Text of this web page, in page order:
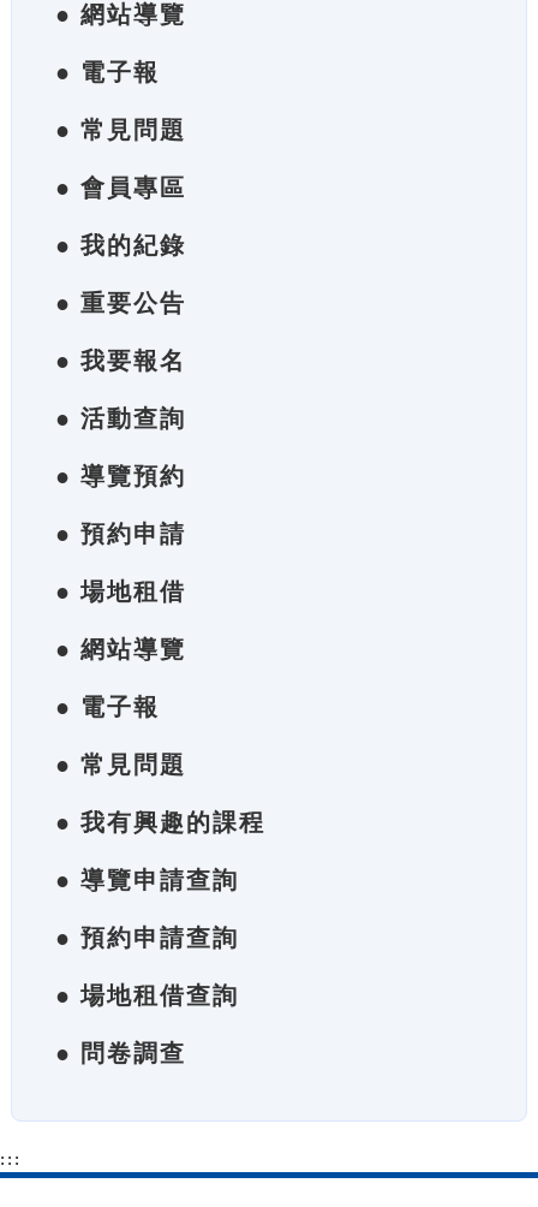
● 網站導覽
● 電子報
● 常見問題
● 會員專區
● 我的紀錄
● 重要公告
● 我要報名
● 活動查詢
● 導覽預約
● 預約申請
● 場地租借
● 網站導覽
● 電子報
● 常見問題
● 我有興趣的課程
● 導覽申請查詢
● 預約申請查詢
● 場地租借查詢
● 問卷調查
:::